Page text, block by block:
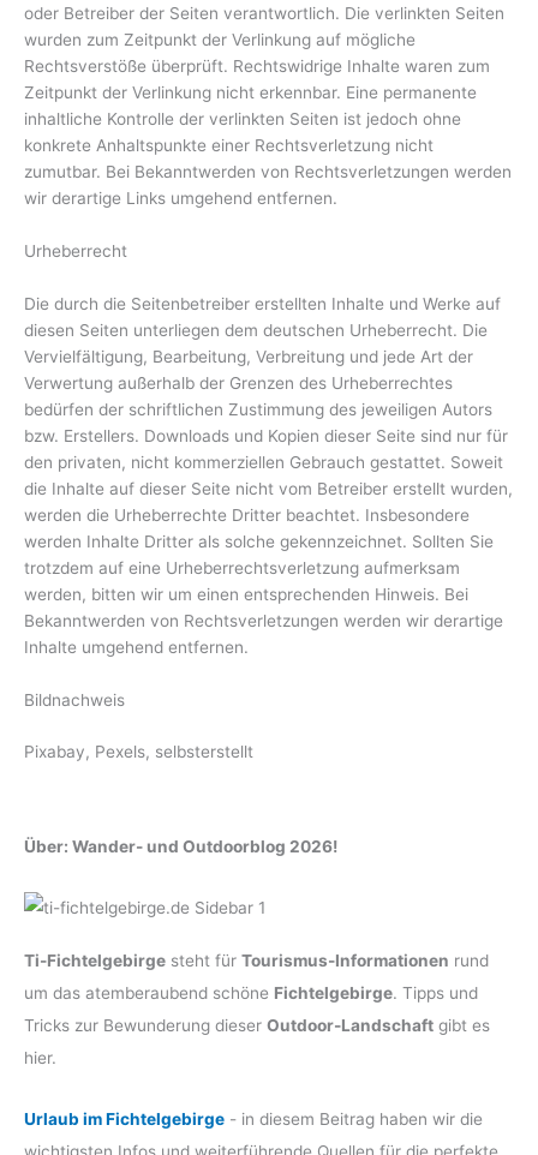
oder Betreiber der Seiten verantwortlich. Die verlinkten Seiten
wurden zum Zeitpunkt der Verlinkung auf mögliche
Rechtsverstöße überprüft. Rechtswidrige Inhalte waren zum
Zeitpunkt der Verlinkung nicht erkennbar. Eine permanente
inhaltliche Kontrolle der verlinkten Seiten ist jedoch ohne
konkrete Anhaltspunkte einer Rechtsverletzung nicht
zumutbar. Bei Bekanntwerden von Rechtsverletzungen werden
wir derartige Links umgehend entfernen.
Urheberrecht
Die durch die Seitenbetreiber erstellten Inhalte und Werke auf
diesen Seiten unterliegen dem deutschen Urheberrecht. Die
Vervielfältigung, Bearbeitung, Verbreitung und jede Art der
Verwertung außerhalb der Grenzen des Urheberrechtes
bedürfen der schriftlichen Zustimmung des jeweiligen Autors
bzw. Erstellers. Downloads und Kopien dieser Seite sind nur für
den privaten, nicht kommerziellen Gebrauch gestattet. Soweit
die Inhalte auf dieser Seite nicht vom Betreiber erstellt wurden,
werden die Urheberrechte Dritter beachtet. Insbesondere
werden Inhalte Dritter als solche gekennzeichnet. Sollten Sie
trotzdem auf eine Urheberrechtsverletzung aufmerksam
werden, bitten wir um einen entsprechenden Hinweis. Bei
Bekanntwerden von Rechtsverletzungen werden wir derartige
Inhalte umgehend entfernen.
Bildnachweis
Pixabay, Pexels, selbsterstellt
Über: Wander- und Outdoorblog 2026!
Ti-Fichtelgebirge steht für Tourismus-Informationen rund
um das atemberaubend schöne Fichtelgebirge. Tipps und
Tricks zur Bewunderung dieser Outdoor-Landschaft gibt es
hier.
Urlaub im Fichtelgebirge - in diesem Beitrag haben wir die